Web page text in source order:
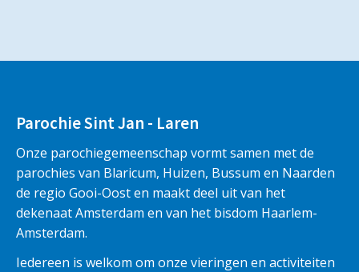
Parochie Sint Jan - Laren
Onze parochiegemeenschap vormt samen met de
parochies van Blaricum, Huizen, Bussum en Naarden
de regio Gooi-Oost en maakt deel uit van het
dekenaat Amsterdam en van het bisdom Haarlem-
Amsterdam.
Iedereen is welkom om onze vieringen en activiteiten